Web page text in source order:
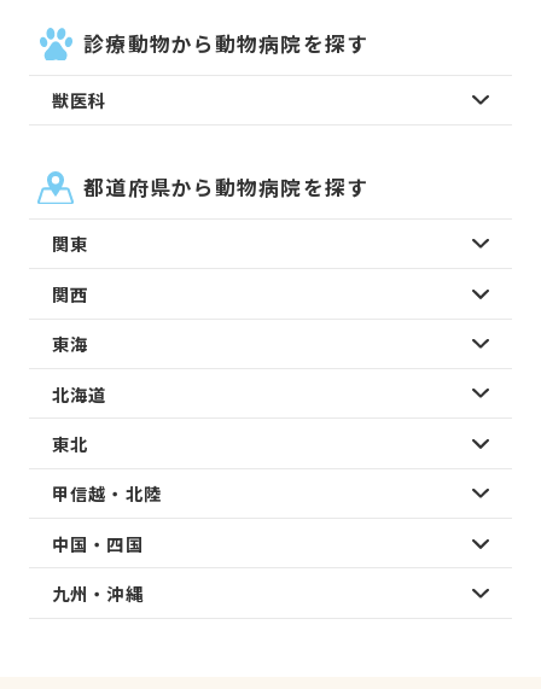
診療動物から動物病院を探す
獣医科
都道府県から動物病院を探す
関東
関西
東海
北海道
東北
甲信越・北陸
中国・四国
九州・沖縄